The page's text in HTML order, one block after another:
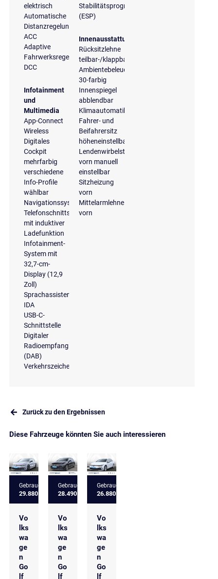
elektrisch
Automatische
Distanzregelung
ACC
Adaptive
Fahrwerksregelung
DCC
Infotainment
und
Multimedia
App-Connect
Wireless
Digitales
Cockpit
mehrfarbig
verschiedene
Info-Profile
wählbar
Navigationssystem
Telefonschnittstelle
mit induktiver
Ladefunktion
Infotainment-
System mit
32,7-cm-
Display (12,9
Zoll)
Sprachassistent
IDA
USB-C-
Schnittstelle
Digitaler
Radioempfang
(DAB)
Verkehrszeichenerkennung
Stabilitätsprogramm
(ESP)
Innenausstattung
Rücksitzlehne
teilbar-/klappbar
Ambientebeleuchtung
30-farbig
Innenspiegel
abblendbar
Klimaautomatik
Fahrer- und
Beifahrersitz
höheneinstellbar
Lendenwirbelstütze
vorn manuell
einstellbar
Sitzheizung
vorn
Mittelarmlehne
vorn
Zurück zu den Ergebnissen
Diese Fahrzeuge könnten Sie auch interessieren
Gebrauchtfahrzeug
29.880 €
Vo
lks
wa
ge
n
Go
lf
Gebrauchtfahrzeug
28.490 €
Vo
lks
wa
ge
n
Go
lf
Gebrauchtfahrzeug
26.880 €
Vo
lks
wa
ge
n
Go
lf